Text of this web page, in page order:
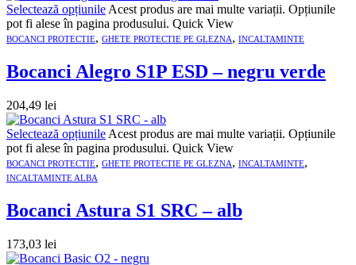
Selectează opțiunile Acest produs are mai multe variații. Opțiunile
pot fi alese în pagina produsului. Quick View
BOCANCI PROTECTIE, GHETE PROTECTIE PE GLEZNA, INCALTAMINTE
Bocanci Alegro S1P ESD – negru verde
204,49 lei
Selectează opțiunile Acest produs are mai multe variații. Opțiunile
pot fi alese în pagina produsului. Quick View
BOCANCI PROTECTIE, GHETE PROTECTIE PE GLEZNA, INCALTAMINTE,
INCALTAMINTE ALBA
Bocanci Astura S1 SRC – alb
173,03 lei